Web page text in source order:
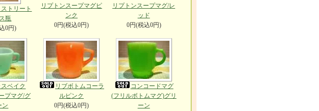
トリート
瓶
0円)
リプトンスープマグピ
ンク
0円(税込0円)
リプトンスープマグ/レ
ッド
0円(税込0円)
ベイク
プマグ/グ
ン
リブボトムコーラ
ルピンク
0円(税込0円)
コンコードマグ
(フリルボトムマグ)グリ
ーン